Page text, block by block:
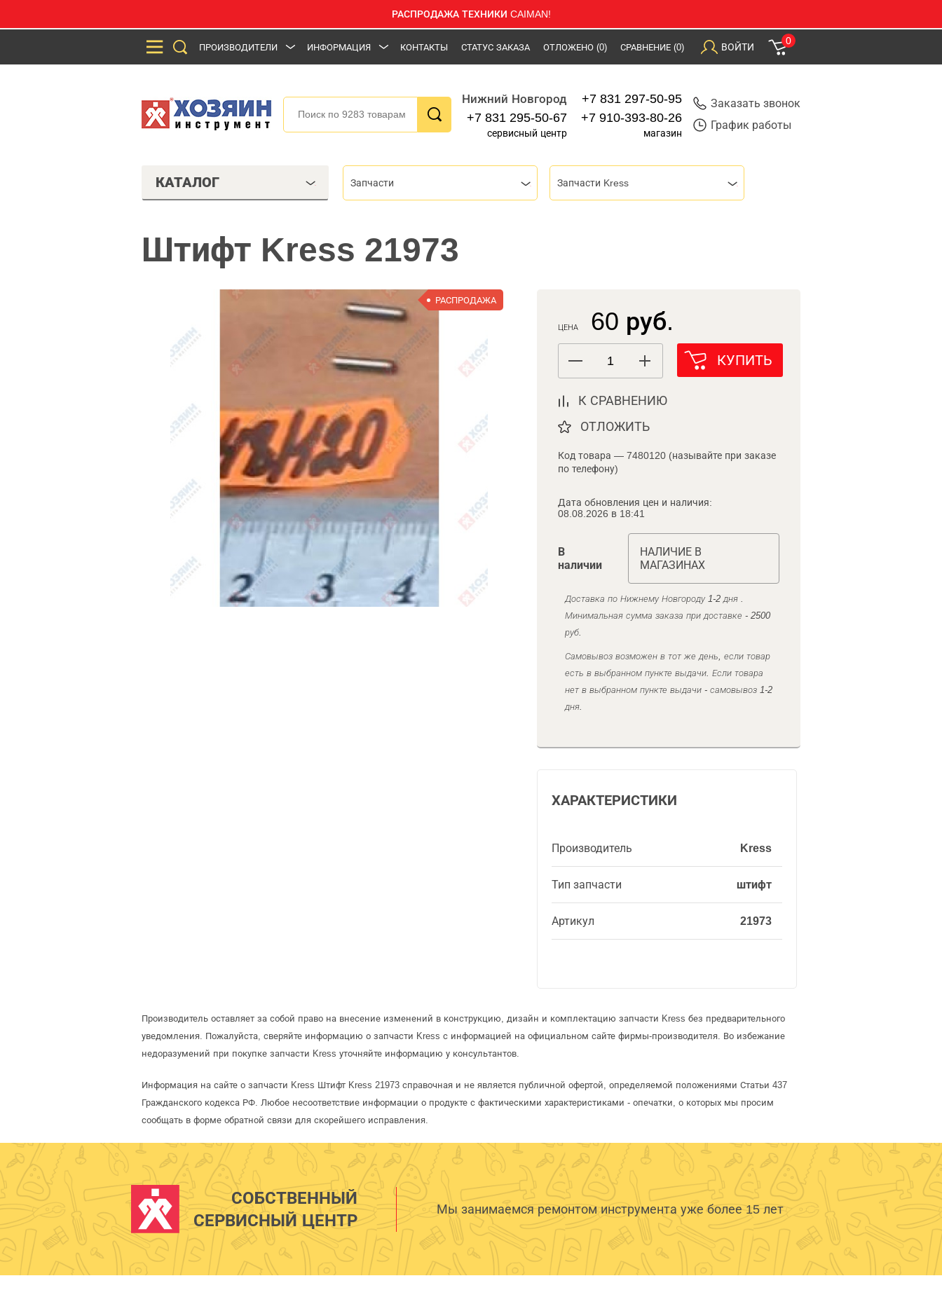
РАСПРОДАЖА ТЕХНИКИ CAIMAN!
ПРОИЗВОДИТЕЛИ ИНФОРМАЦИЯ КОНТАКТЫ СТАТУС ЗАКАЗА ОТЛОЖЕНО (0) СРАВНЕНИЕ (0) ВОЙТИ
0
Нижний Новгород
+7 831 295-50-67
сервисный центр
+7 831 297-50-95
+7 910-393-80-26
магазин
Заказать звонок
График работы
КАТАЛОГ Запчасти Запчасти Kress
Штифт Kress 21973
РАСПРОДАЖА
ЦЕНА 60 руб.
КУПИТЬ
К СРАВНЕНИЮ
ОТЛОЖИТЬ
Код товара — 7480120 (называйте при заказе
по телефону)
Дата обновления цен и наличия:
08.08.2026 в 18:41
В
наличии
НАЛИЧИЕ В
МАГАЗИНАХ
Доставка по Нижнему Новгороду 1-2 дня .
Минимальная сумма заказа при доставке - 2500
руб.
Самовывоз возможен в тот же день, если товар
есть в выбранном пункте выдачи. Если товара
нет в выбранном пункте выдачи - самовывоз 1-2
дня.
ХАРАКТЕРИСТИКИ
Производитель Kress
Тип запчасти штифт
Артикул 21973
Производитель оставляет за собой право на внесение изменений в конструкцию, дизайн и комплектацию запчасти Kress без предварительного
уведомления. Пожалуйста, сверяйте информацию о запчасти Kress с информацией на официальном сайте фирмы-производителя. Во избежание
недоразумений при покупке запчасти Kress уточняйте информацию у консультантов.
Информация на сайте о запчасти Kress Штифт Kress 21973 справочная и не является публичной офертой, определяемой положениями Статьи 437
Гражданского кодекса РФ. Любое несоответствие информации о продукте с фактическими характеристиками - опечатки, о которых мы просим
сообщать в форме обратной связи для скорейшего исправления.
СОБСТВЕННЫЙ
СЕРВИСНЫЙ ЦЕНТР
Мы занимаемся ремонтом инструмента уже более 15 лет